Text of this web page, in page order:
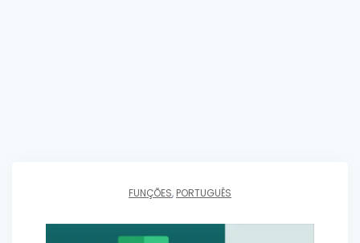
FUNÇÕES, PORTUGUÊS